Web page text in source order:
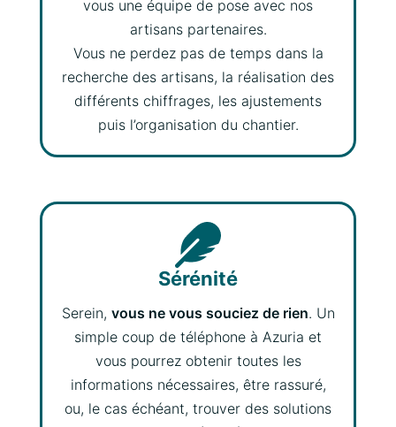
vous une équipe de pose avec nos
artisans partenaires.
Vous ne perdez pas de temps dans la
recherche des artisans, la réalisation des
différents chiffrages, les ajustements
puis l’organisation du chantier.
Sérénité
Serein, vous ne vous souciez de rien. Un
simple coup de téléphone à Azuria et
vous pourrez obtenir toutes les
informations nécessaires, être rassuré,
ou, le cas échéant, trouver des solutions